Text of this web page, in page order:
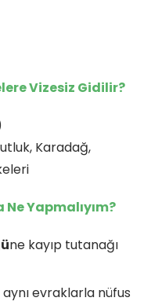
Vizesiz Gidilir?
Karadağ,
Yapmalıyım?
ne kayıp tutanağı
evraklarla nüfus